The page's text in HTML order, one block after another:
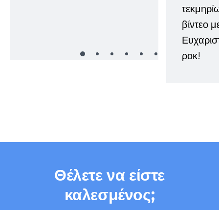
βίντεο
ροκ!
Θέλετε να είστε
καλεσμένος;